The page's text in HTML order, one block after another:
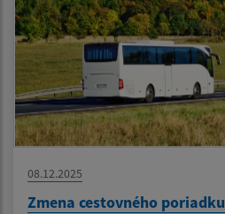
08.12.2025
Zmena cestovného poriadku